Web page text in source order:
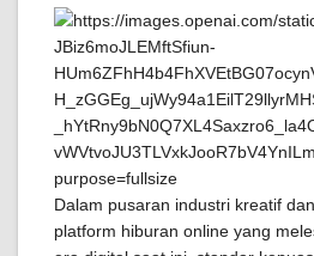
Dalam pusaran industri kreatif
platform hiburan online yang